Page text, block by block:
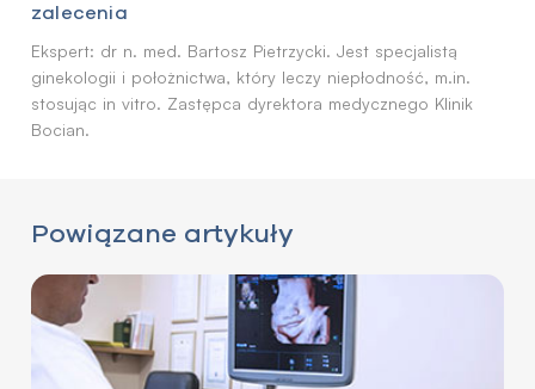
zalecenia
Ekspert: dr n. med. Bartosz Pietrzycki. Jest specjalistą
ginekologii i położnictwa, który leczy niepłodność, m.in.
stosując in vitro. Zastępca dyrektora medycznego Klinik
Bocian.
Powiązane artykuły